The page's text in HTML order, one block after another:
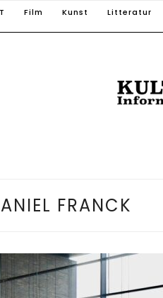
Film Kunst Litteratur
FRANCK